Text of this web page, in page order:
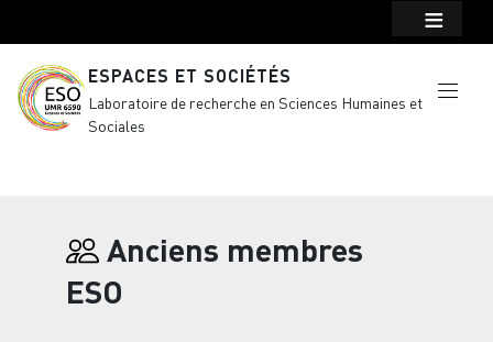
ESPACES ET SOCIÉTÉS
Laboratoire de recherche en Sciences Humaines et
Sociales
Anciens membres
ESO